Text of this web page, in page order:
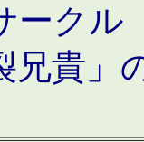
ークル
兄貴」